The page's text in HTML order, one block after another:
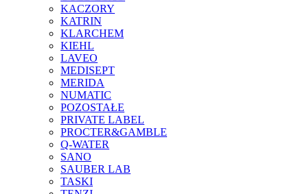
KACZORY
KATRIN
KLARCHEM
KIEHL
LAVEO
MEDISEPT
MERIDA
NUMATIC
POZOSTAŁE
PRIVATE LABEL
PROCTER&GAMBLE
Q-WATER
SANO
SAUBER LAB
TASKI